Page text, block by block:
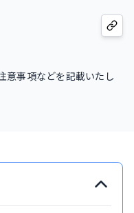
意事項などを記載いたし